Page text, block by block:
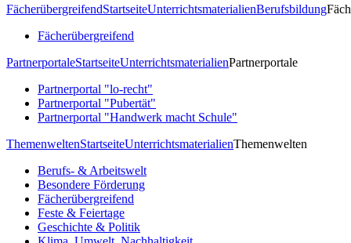
FächerübergreifendStartseiteUnterrichtsmaterialienBerufsbildung
Fächerübergreifend
PartnerportaleStartseiteUnterrichtsmaterialienPartnerportale
Partnerportal "lo-recht"
Partnerportal "Pubertät"
Partnerportal "Handwerk macht Schule"
ThemenweltenStartseiteUnterrichtsmaterialienThemenwelten
Berufs- & Arbeitswelt
Besondere Förderung
Fächerübergreifend
Feste & Feiertage
Geschichte & Politik